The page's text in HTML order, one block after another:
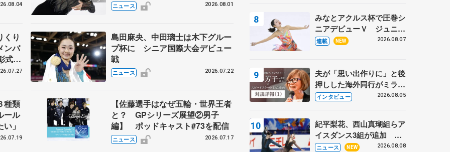
ニュース 2026.08.01
くり
ンバ
式、
園子
島田麻央、中田璃士は木下グルー
プ杯に シニア国際大会デビュー
戦
ニュース 2026.07.22
種類
ール
」
【佐藤選手はなぜ五輪・世界王者
と？ GPシリーズ展望②男子
編】 ポッドキャスト#73を配信
ニュース 2026.07.17
部科学省スポーツ表彰
式】
みなとアクルス杯で圧巻シ
ニアデビューＶ ジュニア
で４シーズン無敗の島田麻
連載 NEW 2026.08.07
夫が「思い出作りに」と後
押しした海外同行がミラノ
まで… 繁華街のリンクで
るスケート人生
インタビュー 2026.08.05
紀平梨花、西山真瑚組らア
イスダンス3組が追加 い
くこう、かほゆうも、木下
ニュース NEW 2026.08.08